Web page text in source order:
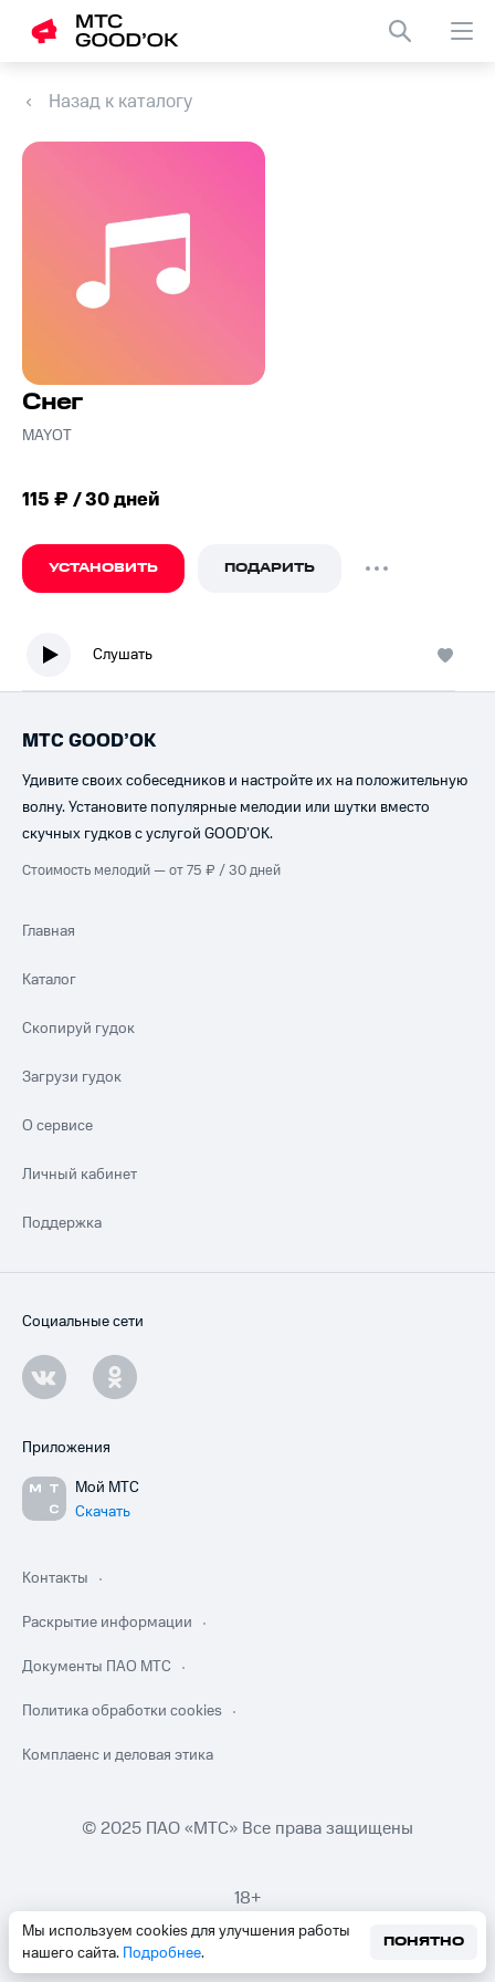
Назад к каталогу
Снег
MAYOT
115 ₽ / 30 дней
УСТАНОВИТЬ ПОДАРИТЬ
Слушать
Мы используем cookies для улучшения работы
нашего сайта. Подробнее.
ПОНЯТНО
МТС GOOD’OK
Удивите своих собеседников и настройте их на положительную
волну. Установите популярные мелодии или шутки вместо
скучных гудков с услугой GOOD’OK.
Стоимость мелодий — от 75 ₽ / 30 дней
Главная
Каталог
Скопируй гудок
Загрузи гудок
О сервисе
Личный кабинет
Поддержка
Социальные сети
Приложения
Мой МТС
Скачать
Контакты
Раскрытие информации
Документы ПАО МТС
Политика обработки cookies
Комплаенс и деловая этика
© 2025 ПАО «МТС» Все права защищены
18+